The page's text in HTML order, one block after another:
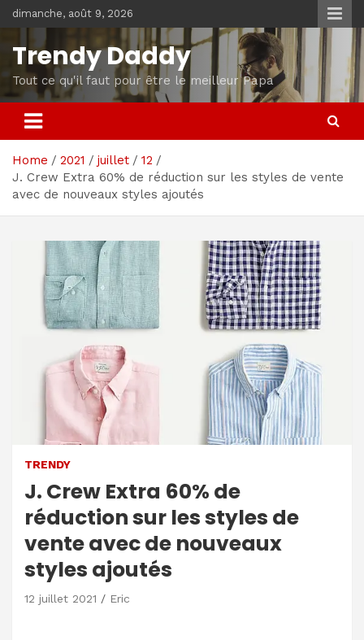
Skip
to
content
dimanche, août 9, 2026
Trendy Daddy
Tout ce qu'il faut pour être le meilleur Papa
Home 2021 juillet
12
J. Crew Extra 60% de réduction sur les styles de vente
avec de nouveaux styles ajoutés
TRENDY
J. Crew Extra 60% de
réduction sur les styles de
vente avec de nouveaux
styles ajoutés
12 juillet 2021 Eric